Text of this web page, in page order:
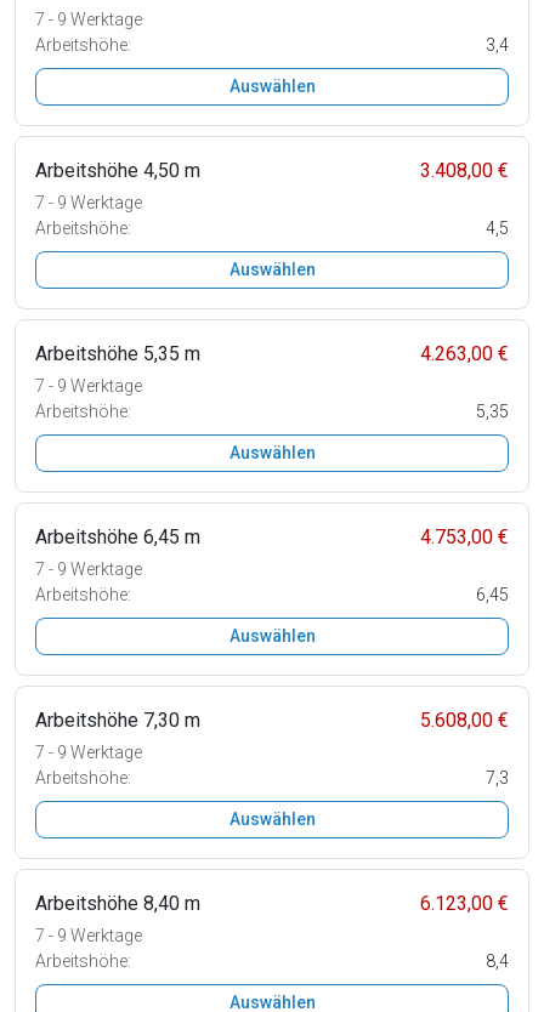
7 - 9 Werktage
Arbeitshöhe:
3,4
Auswählen
Arbeitshöhe 4,50 m 3.408,00 €
7 - 9 Werktage
Arbeitshöhe:
4,5
Auswählen
Arbeitshöhe 5,35 m 4.263,00 €
7 - 9 Werktage
Arbeitshöhe:
5,35
Auswählen
Arbeitshöhe 6,45 m 4.753,00 €
7 - 9 Werktage
Arbeitshöhe:
6,45
Auswählen
Arbeitshöhe 7,30 m 5.608,00 €
7 - 9 Werktage
Arbeitshöhe:
7,3
Auswählen
Arbeitshöhe 8,40 m 6.123,00 €
7 - 9 Werktage
Arbeitshöhe:
8,4
Auswählen